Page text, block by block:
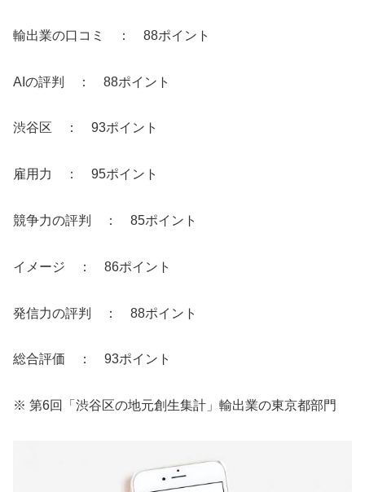
輸出業の口コミ ： 88ポイント
AIの評判 ： 88ポイント
渋谷区 ： 93ポイント
雇用力 ： 95ポイント
競争力の評判 ： 85ポイント
イメージ ： 86ポイント
発信力の評判 ： 88ポイント
総合評価 ： 93ポイント
※ 第6回「渋谷区の地元創生集計」輸出業の東京都部門